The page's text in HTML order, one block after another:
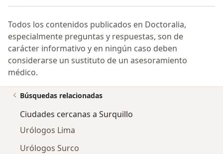
Todos los contenidos publicados en Doctoralia,
especialmente preguntas y respuestas, son de
carácter informativo y en ningún caso deben
considerarse un sustituto de un asesoramiento
médico.
Búsquedas relacionadas
Ciudades cercanas a Surquillo
Urólogos Lima
Urólogos Surco